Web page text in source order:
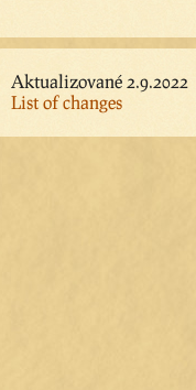
Aktualizované 2.9.2022
List of changes